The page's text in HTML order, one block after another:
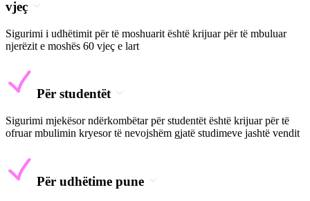
vjeç
Sigurimi i udhëtimit për të moshuarit është krijuar për të mbuluar
njerëzit e moshës 60 vjeç e lart
Për studentët
Sigurimi mjekësor ndërkombëtar për studentët është krijuar për të
ofruar mbulimin kryesor të nevojshëm gjatë studimeve jashtë vendit
Për udhëtime pune